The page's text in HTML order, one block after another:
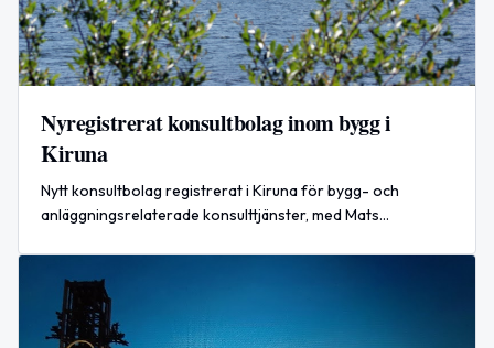
Nyregistrerat konsultbolag inom bygg i
Kiruna
Nytt konsultbolag registrerat i Kiruna för bygg- och
anläggningsrelaterade konsulttjänster, med Mats